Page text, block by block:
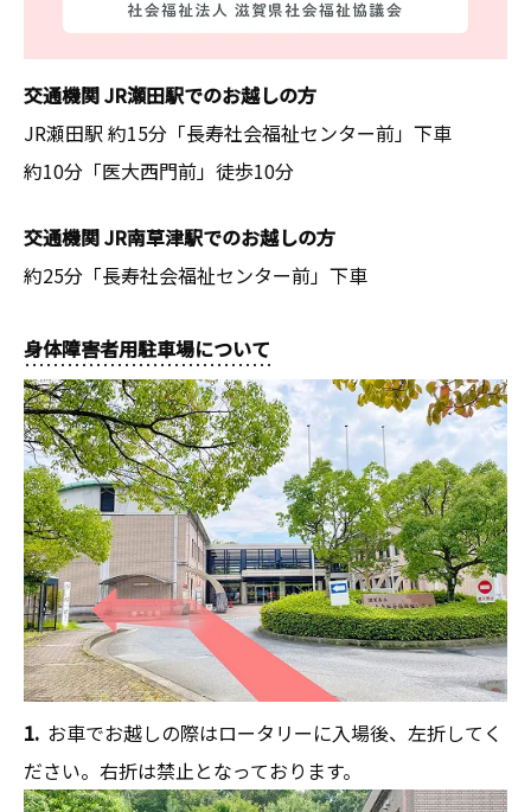
交通機関 JR瀬田駅でのお越しの方
JR瀬田駅 約15分「長寿社会福祉センター前」下車
約10分「医大西門前」徒歩10分
交通機関 JR南草津駅でのお越しの方
約25分「長寿社会福祉センター前」下車
身体障害者用駐車場について
1. お車でお越しの際はロータリーに入場後、左折してく
ださい。右折は禁止となっております。